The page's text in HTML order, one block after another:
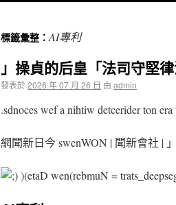
標籤彙整：AI專利
」操貞的后皇「法司守堅
發表於2026 年 07 月 26 日 由 admin
.sdnoces wef a nihtiw detcerider ton
網聞新日今 swenWON | 聞新會社
)(etaD wen(rebmuN =